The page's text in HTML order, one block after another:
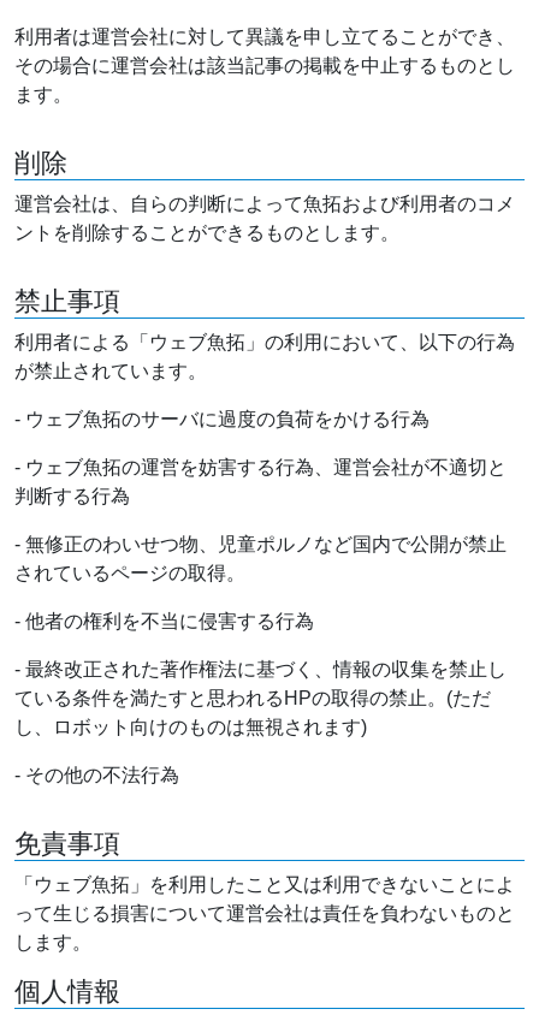
利用者は運営会社に対して異議を申し立てることができ、
その場合に運営会社は該当記事の掲載を中止するものとし
ます。
削除
運営会社は、自らの判断によって魚拓および利用者のコメ
ントを削除することができるものとします。
禁止事項
利用者による「ウェブ魚拓」の利用において、以下の行為
が禁止されています。
- ウェブ魚拓のサーバに過度の負荷をかける行為
- ウェブ魚拓の運営を妨害する行為、運営会社が不適切と
判断する行為
- 無修正のわいせつ物、児童ポルノなど国内で公開が禁止
されているページの取得。
- 他者の権利を不当に侵害する行為
- 最終改正された著作権法に基づく、情報の収集を禁止し
ている条件を満たすと思われるHPの取得の禁止。(ただ
し、ロボット向けのものは無視されます)
- その他の不法行為
免責事項
「ウェブ魚拓」を利用したこと又は利用できないことによ
って生じる損害について運営会社は責任を負わないものと
します。
個人情報